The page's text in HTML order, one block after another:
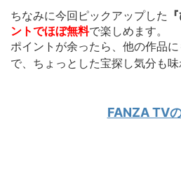
ちなみに今回ピックアップした
ントでほぼ無料で楽しめます。
ポイントが余ったら、他の作品
で、ちょっとした宝探し気分も
FANZA TV